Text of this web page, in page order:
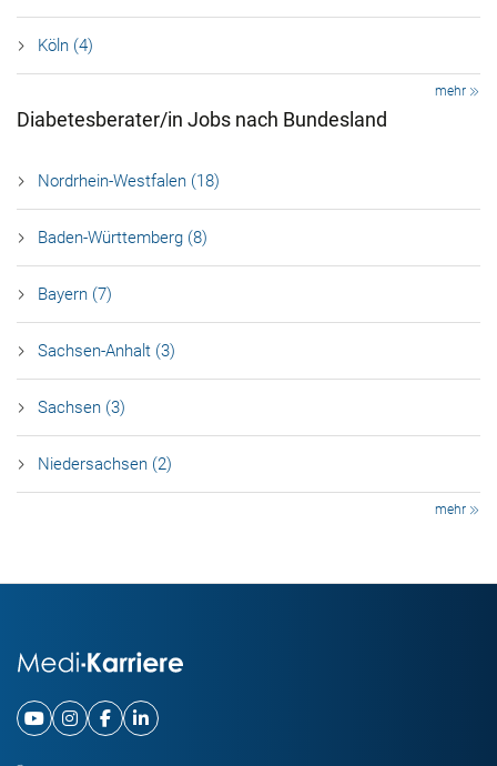
Köln (4)
mehr
Diabetesberater/in Jobs nach Bundesland
Nordrhein-Westfalen (18)
Baden-Württemberg (8)
Bayern (7)
Sachsen-Anhalt (3)
Sachsen (3)
Niedersachsen (2)
mehr